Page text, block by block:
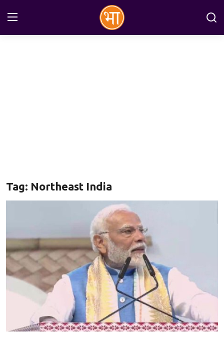
जानकारियाँ
Technology
RSS-संघ
Tag: Northeast India